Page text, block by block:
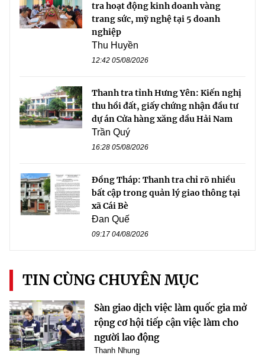
tra hoạt động kinh doanh vàng
trang sức, mỹ nghệ tại 5 doanh
nghiệp
Thu Huyền
12:42 05/08/2026
Thanh tra tỉnh Hưng Yên: Kiến nghị
thu hồi đất, giấy chứng nhận đầu tư
dự án Cửa hàng xăng dầu Hải Nam
Trần Quý
16:28 05/08/2026
Đồng Tháp: Thanh tra chỉ rõ nhiều
bất cập trong quản lý giao thông tại
xã Cái Bè
Đan Quế
09:17 04/08/2026
TIN CÙNG CHUYÊN MỤC
Sàn giao dịch việc làm quốc gia mở
rộng cơ hội tiếp cận việc làm cho
người lao động
Thanh Nhung